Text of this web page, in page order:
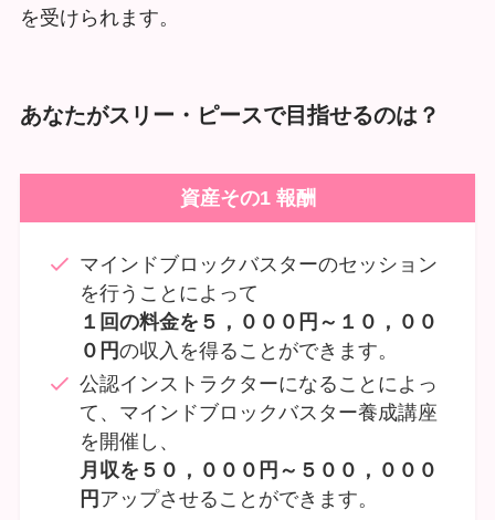
を受けられます。
あなたがスリー・ピースで目指せるのは？
資産その1 報酬
マインドブロックバスターのセッション
を行うことによって
１回の料金を５，０００円～１０，００
０円の収入を得ることができます。
公認インストラクターになることによっ
て、マインドブロックバスター養成講座
を開催し、
月収を５０，０００円～５００，０００
円 アップさせることができます。